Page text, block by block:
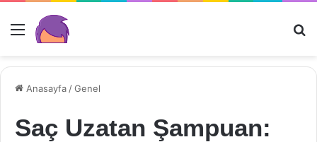
Menü
Anasayfa /Genel
Saç Uzatan Şampuan: